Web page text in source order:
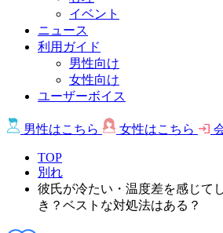
イベント
ニュース
利用ガイド
男性向け
女性向け
ユーザーボイス
男性はこちら 女性はこちら
TOP
別れ
彼氏が冷たい・温度差を感じて
き？ベストな対処法はある？